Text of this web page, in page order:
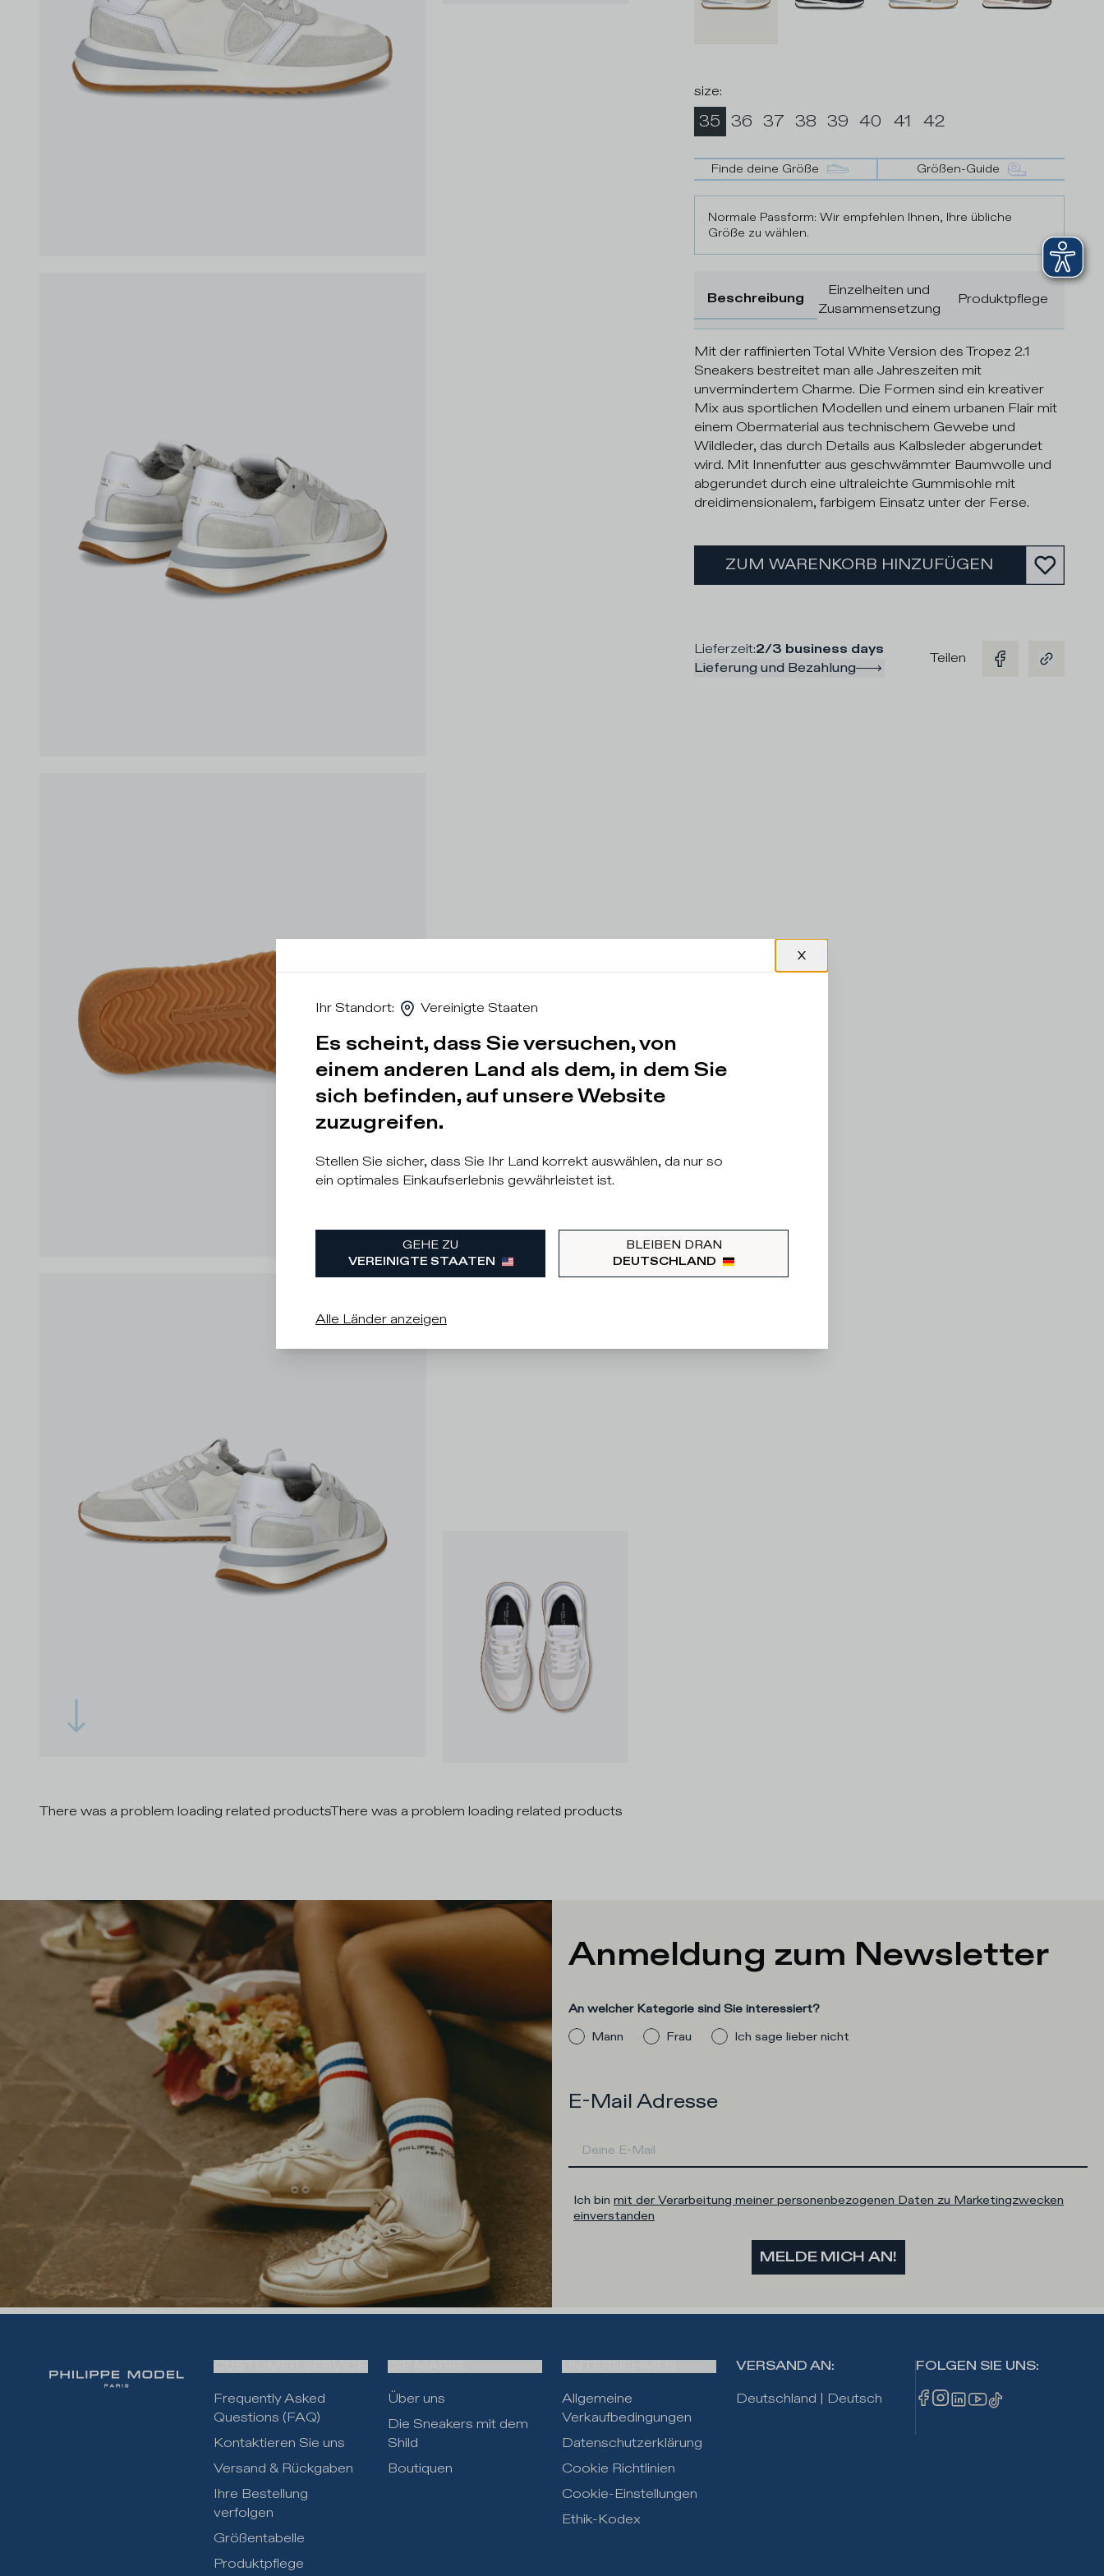
size:
35 36 37 38 39 40 41 42
Finde deine Größe Größen-Guide
Normale Passform: Wir empfehlen Ihnen, Ihre übliche
Größe zu wählen.
Beschreibung
Einzelheiten und
Zusammensetzung
Produktpflege
Mit der raffinierten Total White Version des Tropez 2.1
Sneakers bestreitet man alle Jahreszeiten mit
unvermindertem Charme. Die Formen sind ein kreativer
Mix aus sportlichen Modellen und einem urbanen Flair mit
einem Obermaterial aus technischem Gewebe und
Wildleder, das durch Details aus Kalbsleder abgerundet
wird. Mit Innenfutter aus geschwämmter Baumwolle und
abgerundet durch eine ultraleichte Gummisohle mit
dreidimensionalem, farbigem Einsatz unter der Ferse.
ZUM WARENKORB HINZUFÜGEN
Lieferzeit:2/3 business days
Lieferung und Bezahlung
Teilen
There was a problem loading related productsThere was a problem loading related products
Anmeldung zum Newsletter
An welcher Kategorie sind Sie interessiert?
Mann
Frau Ich sage lieber nicht
E-Mail Adresse
Ich bin mit der Verarbeitung meiner personenbezogenen Daten zu Marketingzwecken
einverstanden
MELDE MICH AN!
Frequently Asked
Questions (FAQ)
Kontaktieren Sie uns
Versand & Rückgaben
Ihre Bestellung
verfolgen
Größentabelle
Produktpflege
Über uns
Die Sneakers mit dem
Shild
Boutiquen
Allgemeine
Verkaufbedingungen
Datenschutzerklärung
Cookie Richtlinien
Cookie-Einstellungen
Ethik-Kodex
VERSAND AN:
Deutschland
Deutsch
FOLGEN SIE UNS:
Ihr Standort: Vereinigte Staaten
Es scheint, dass Sie versuchen, von
einem anderen Land als dem, in dem Sie
sich befinden, auf unsere Website
zuzugreifen.
Stellen Sie sicher, dass Sie Ihr Land korrekt auswählen, da nur so
ein optimales Einkaufserlebnis gewährleistet ist.
GEHE ZU
VEREINIGTE STAATEN
BLEIBEN DRAN
DEUTSCHLAND
Alle Länder anzeigen